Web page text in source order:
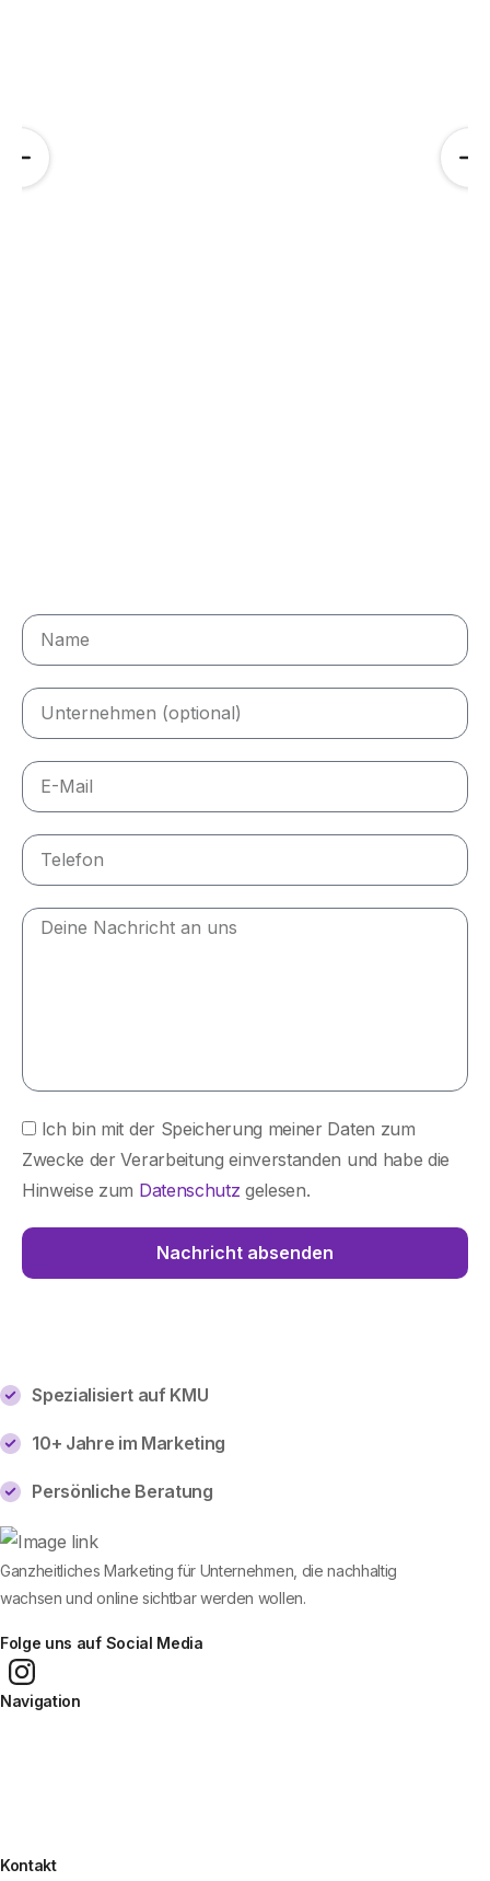
Ich bin mit der Speicherung meiner Daten zum
Zwecke der Verarbeitung einverstanden und habe die
Hinweise zum Datenschutz gelesen.
Nachricht absenden
Spezialisiert auf KMU
10+ Jahre im Marketing
Persönliche Beratung
Ganzheitliches Marketing für Unternehmen, die nachhaltig
wachsen und online sichtbar werden wollen.
Folge uns auf Social Media
Navigation
Kontakt